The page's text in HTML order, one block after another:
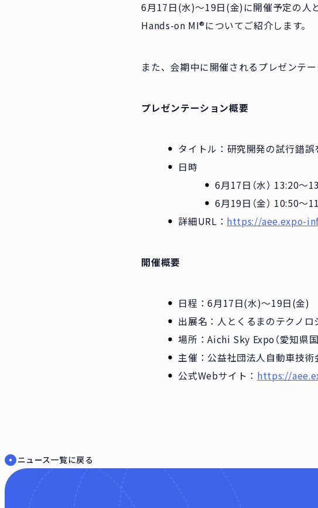
6月17日(水)〜19日(金)に開催予定の人
Hands-on MI®についてご紹介します。
また、会期中に開催されるプレゼンテ
プレゼンテーション概要
タイトル：研究開発の試行錯
日時
6月17日（水） 13:20～
6月19日（金） 10:50～
詳細URL： https://aee.expo-
開催概要
日程：6月17日(水)〜19日(金)
出展名：人とくるまのテクノロ
場所：Aichi Sky Expo（愛知県国
主催：公益社団法人自動車技術
公式Webサイト： https://
ニュース一覧に戻る